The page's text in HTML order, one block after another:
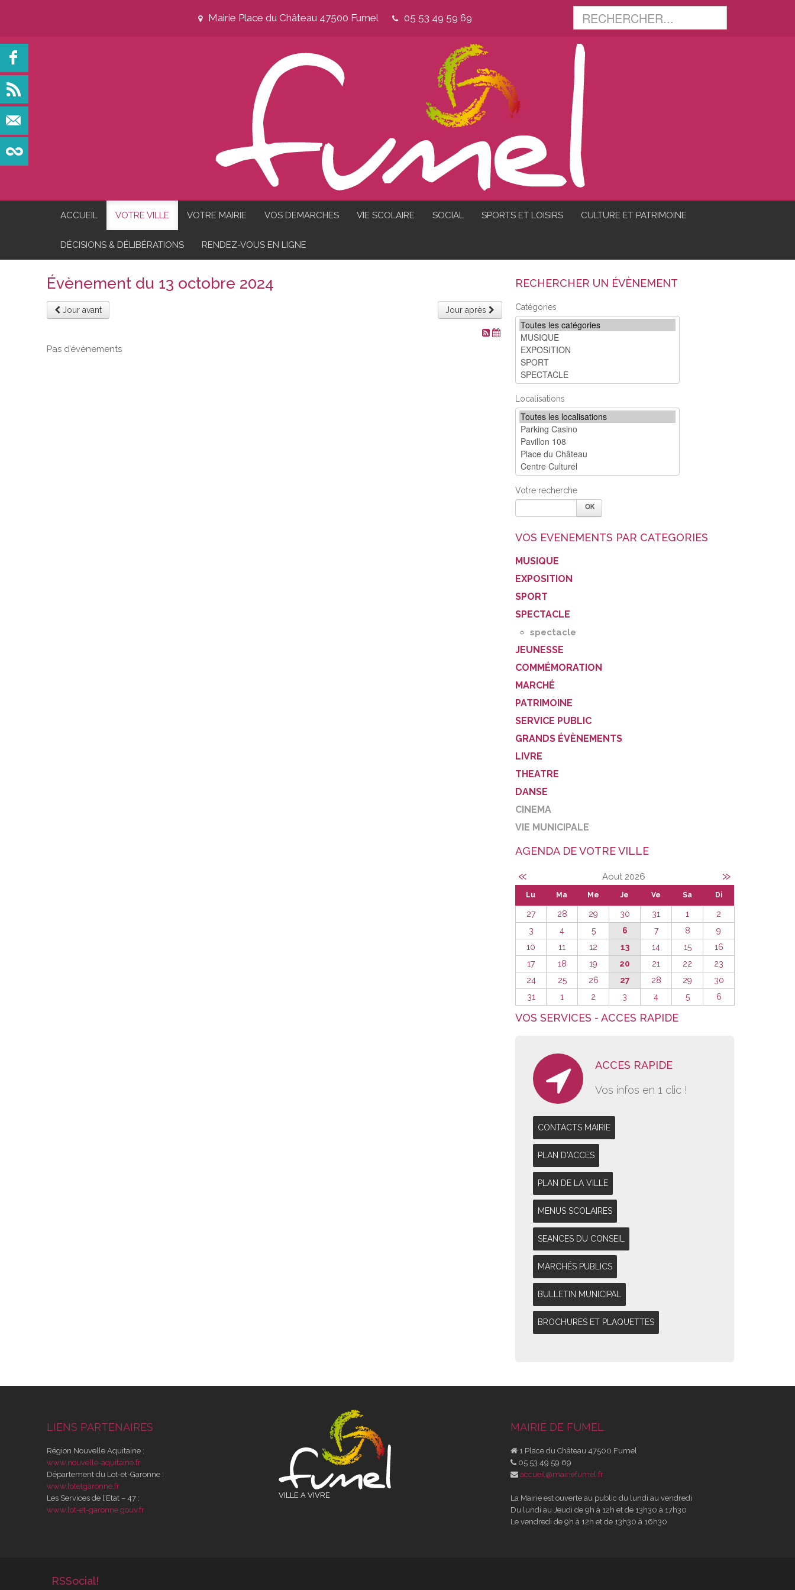
Mairie Place du Château 47500 Fumel 05 53 49 59 69
ACCUEIL VOTRE VILLE VOTRE MAIRIE VOS DEMARCHES VIE SCOLAIRE SOCIAL SPORTS ET LOISIRS CULTURE ET PATRIMOINE
DÉCISIONS & DÉLIBÉRATIONS RENDEZ-VOUS EN LIGNE
Évènement du 13 octobre 2024
Jour avant Jour après
Pas d’évènements
RECHERCHER UN ÉVÈNEMENT
Catégories
Localisations
Votre recherche
VOS EVENEMENTS PAR CATEGORIES
MUSIQUE
EXPOSITION
SPORT
SPECTACLE
spectacle
JEUNESSE
COMMÉMORATION
MARCHÉ
PATRIMOINE
SERVICE PUBLIC
GRANDS ÉVÈNEMENTS
LIVRE
THEATRE
DANSE
CINEMA
VIE MUNICIPALE
AGENDA DE VOTRE VILLE
« Aout 2026 »
Lu Ma Me Je Ve Sa Di
27 28 29 30 31 1
2
3
4 5 6 7 8
9
10
11 12 13 14 15
16
17
18 19 20 21 22
23
24
25 26 27 28 29
30
31
1 2 3 4 5 6
VOS SERVICES - ACCES RAPIDE
ACCES RAPIDE
Vos infos en 1 clic !
CONTACTS MAIRIE
PLAN D'ACCES
PLAN DE LA VILLE
MENUS SCOLAIRES
SEANCES DU CONSEIL
MARCHÉS PUBLICS
BULLETIN MUNICIPAL
BROCHURES ET PLAQUETTES
LIENS PARTENAIRES
Région Nouvelle Aquitaine :
www.nouvelle-aquitaine.fr
Département du Lot-et-Garonne :
www.lotetgaronne.fr
Les Services de l’Etat – 47 :
www.lot-et-garonne.gouv.fr
VILLE A VIVRE
MAIRIE DE FUMEL
1 Place du Château 47500 Fumel
05 53 49 59 69
accueil@mairiefumel.fr
La Mairie est ouverte au public du lundi au vendredi
Du lundi au Jeudi de 9h à 12h et de 13h30 à 17h30
Le vendredi de 9h à 12h et de 13h30 à 16h30
RSSocial!